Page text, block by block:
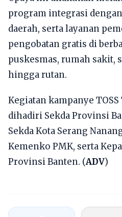
program integrasi
daerah, serta layanan
pengobatan gratis di
puskesmas, rumah sakit,
hingga rutan.
Kegiatan kampanye
dihadiri Sekda Provinsi
Sekda Kota Serang
Kemenko PMK, serta
Provinsi Banten. (ADV)